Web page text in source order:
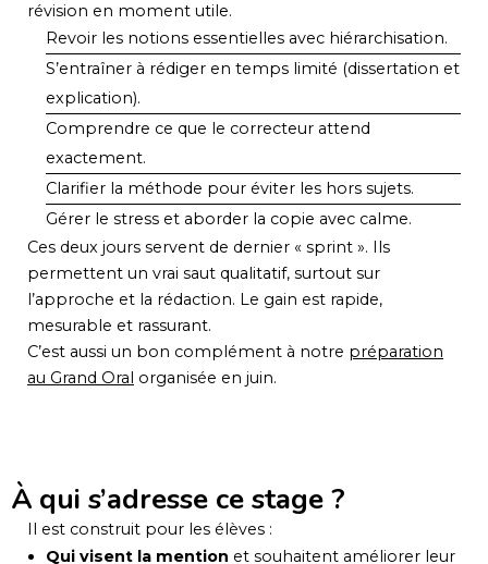
révision en moment utile.
Revoir les notions essentielles avec hiérarchisation.
S’entraîner à rédiger en temps limité (dissertation et
explication).
Comprendre ce que le correcteur attend
exactement.
Clarifier la méthode pour éviter les hors sujets.
Gérer le stress et aborder la copie avec calme.
Ces deux jours servent de dernier « sprint ». Ils
permettent un vrai saut qualitatif, surtout sur
l’approche et la rédaction. Le gain est rapide,
mesurable et rassurant.
C’est aussi un bon complément à notre préparation
au Grand Oral organisée en juin.
À qui s’adresse ce stage ?
Il est construit pour les élèves :
Qui visent la mention et souhaitent améliorer leur